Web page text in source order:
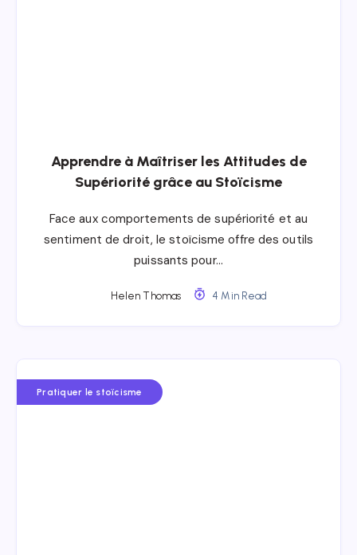
Apprendre à Maîtriser les Attitudes de
Supériorité grâce au Stoïcisme
Face aux comportements de supériorité et au
sentiment de droit, le stoïcisme offre des outils
puissants pour…
Helen Thomas 4 Min Read
Pratiquer le stoïcisme